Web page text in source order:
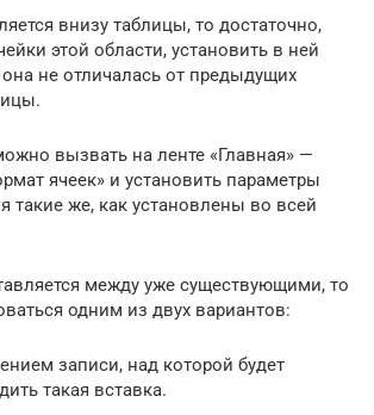
внизу таблицы, то достаточно,
этой области, установить в ней
не отличалась от предыдущих
вызвать на ленте «Главная» —
ячеек» и установить параметры
такие же, как установлены во всей
между уже существующими, то
одним из двух вариантов:
записи, над которой будет
такая вставка.